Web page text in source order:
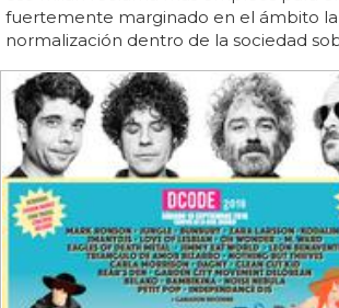
fuertemente marginado en el ámbito
normalización dentro de la sociedad